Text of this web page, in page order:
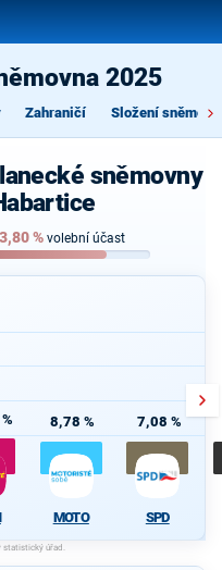
2025
Zahraničí Složení
sněmovny
% volební účast
8,78 %
MOTO
7,08 %
SPD